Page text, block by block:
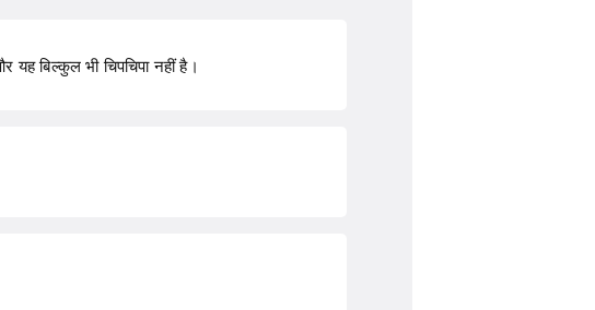
बिल्कुल भी चिपचिपा नहीं है।